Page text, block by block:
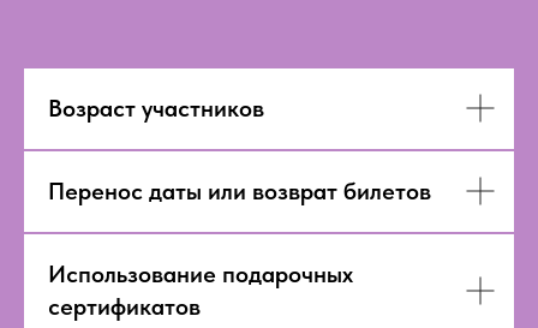
Возраст участников
Перенос даты или возврат билетов
Использование подарочных
сертификатов